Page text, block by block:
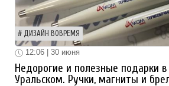
ДИЗАЙН ВОВРЕМЯ
12:06 | 30 июня
Недорогие и полезные подарки
Уральском. Ручки, магниты и